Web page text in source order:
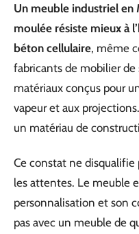
Un meuble industriel en
moulée résiste mieux à
béton cellulaire, même
fabricants de mobilier
matériaux conçus pour
vapeur et aux
un matériau de
Ce constat ne disqualifie
les attentes. Le meuble
personnalisation et son
pas avec un meuble de